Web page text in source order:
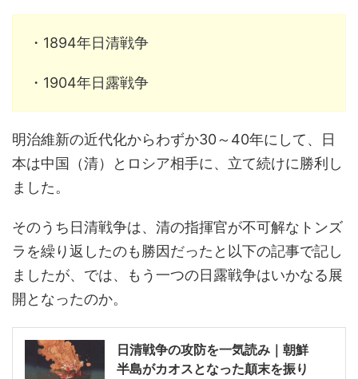
・1894年日清戦争
・1904年日露戦争
明治維新の近代化からわずか30～40年にして、日
本は中国（清）とロシア相手に、立て続けに勝利し
ました。
そのうち日清戦争は、清の指揮官が不可解なトンズ
ラを繰り返したのも勝因だったと以下の記事で記し
ましたが、では、もう一つの日露戦争はいかなる展
開となったのか。
日清戦争の攻防を一気読み｜朝鮮
半島がカオスとなった顛末を振り